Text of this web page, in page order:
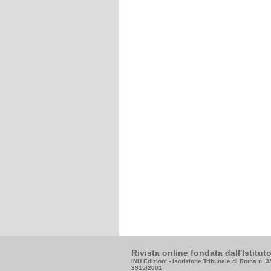
Rivista online fondata
INU Edizioni - Iscrizione Tribunale di Roma n.
3915/2001